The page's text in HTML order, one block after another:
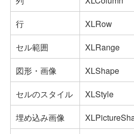
行
XLRow
セル範囲
XLRange
図形・画像
XLShape
セルのスタイル
XLStyle
埋め込み画像